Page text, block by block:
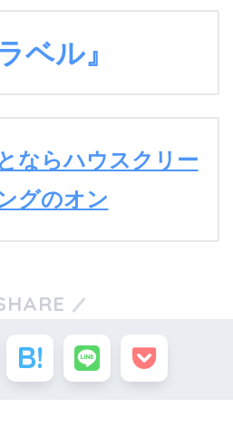
ベル』
ならハウスクリー
グのオン